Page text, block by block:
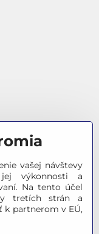
vašej návštevy
výkonnosti a
Na tento účel
tretích strán a
k partnerom v EÚ,